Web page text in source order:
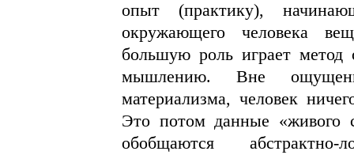
опыт (практику),
окружающего человека
большую роль играет метод
мышлению. Вне
материализма, человек
Это потом данные «живого
обобщаются